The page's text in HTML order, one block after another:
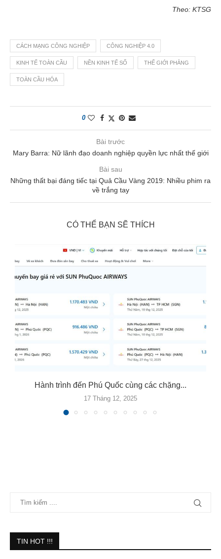
Theo: KTSG
CÁCH MẠNG CÔNG NGHIỆP CÔNG NGHIỆP 4.0
KINH TẾ TOÀN CẦU NỀN KINH TẾ SỐ THẾ GIỚI PHẲNG
TOÀN CẦU HÓA
0
Bài trước
Mary Barra: Nữ lãnh đạo doanh nghiệp quyền lực nhất thế giới
Bài sau
Những thất bại đáng tiếc tại Quả Cầu Vàng 2019: Nhiều phim ra
về trắng tay
CÓ THỂ BẠN SẼ THÍCH
Hành trình đến Phú Quốc cùng các chặng...
17 Tháng 12, 2025
TIN HOT !!!